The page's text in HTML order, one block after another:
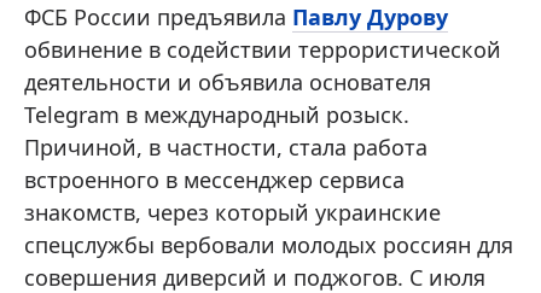
ФСБ России предъявила Павлу Дурову
обвинение в содействии террористической
деятельности и объявила основателя
Telegram в международный розыск.
Причиной, в частности, стала работа
встроенного в мессенджер сервиса
знакомств, через который украинские
спецслужбы вербовали молодых россиян для
совершения диверсий и поджогов. С июля